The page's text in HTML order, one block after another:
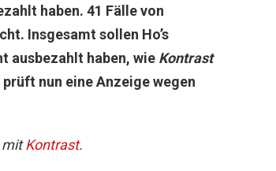
haben. 41 Fälle von
Insgesamt sollen Ho’s
ausbezahlt haben, wie Kontrast
nun eine Anzeige wegen
mitKontrast.